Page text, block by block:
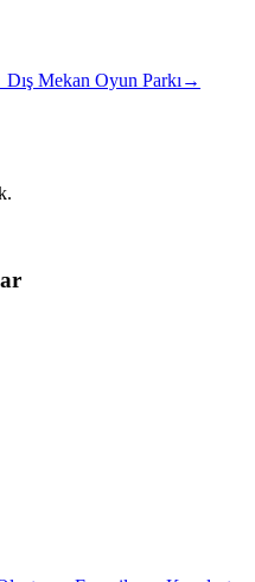
Dış Mekan Oyun Parkı →